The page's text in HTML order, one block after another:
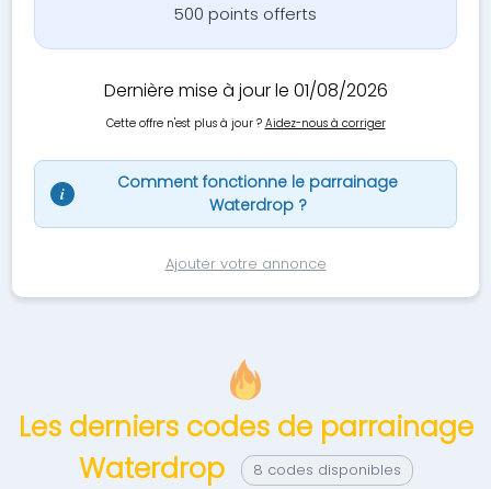
500 points offerts
Dernière mise à jour le 01/08/2026
Cette offre n'est plus à jour ? Aidez-nous à corriger
i
Comment fonctionne le parrainage
Waterdrop ?
Ajouter votre annonce
Les derniers codes de parrainage
Waterdrop
8 codes disponibles